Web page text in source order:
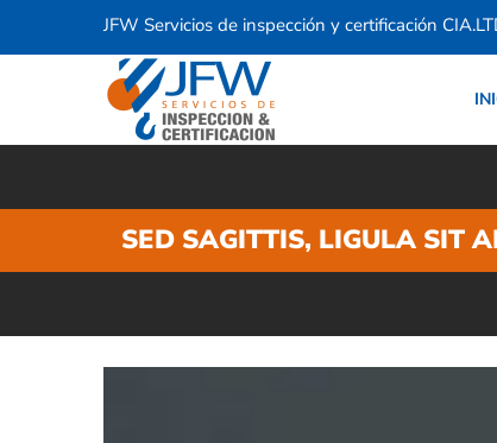
JFW Servicios de inspección y certificación
SED SAGITTIS, LIGULA SIT